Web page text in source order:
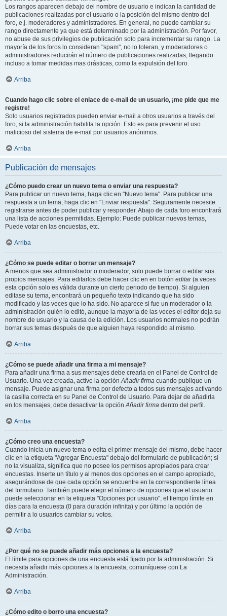
Los rangos aparecen debajo del nombre de usuario e indican la cantidad de
publicaciones realizadas por el usuario o la posición del mismo dentro del
foro, e.j. moderadores y administradores. En general, no puede cambiar su
rango directamente ya que está determinado por la administración. Por favor,
no abuse de sus privilegios de publicación solo para incrementar su rango. La
mayoría de los foros lo consideran "spam", no lo toleran, y moderadores o
administradores reducirán el número de publicaciones realizadas, llegando
incluso a tomar medidas mas drásticas, como la expulsión del foro.
Arriba
Cuando hago clic sobre el enlace de e-mail de un usuario, ¡me pide que me
registre!
Solo usuarios registrados pueden enviar e-mail a otros usuarios a través del
foro, si la administración habilita la opción. Esto es para prevenir el uso
malicioso del sistema de e-mail por usuarios anónimos.
Arriba
Publicación de mensajes
¿Cómo puedo crear un nuevo tema o enviar una respuesta?
Para publicar un nuevo tema, haga clic en "Nuevo tema". Para publicar una
respuesta a un tema, haga clic en "Enviar respuesta". Seguramente necesite
registrarse antes de poder publicar y responder. Abajo de cada foro encontrará
una lista de acciones permitidas. Ejemplo: Puede publicar nuevos temas,
Puede votar en las encuestas, etc.
Arriba
¿Cómo se puede editar o borrar un mensaje?
A menos que sea administrador o moderador, solo puede borrar o editar sus
propios mensajes. Para editarlos debe hacer clic en en botón editar(a veces
esta opción solo es válida durante un cierto periodo de tiempo). Si alguien
editase su tema, encontrará un pequeño texto indicando que ha sido
modificado y las veces que lo ha sido. No aparece si fue un moderador o la
administración quién lo editó, aunque la mayoría de las veces el editor deja su
nombre de usuario y la causa de la edición. Los usuarios normales no podrán
borrar sus temas después de que alguien haya respondido al mismo.
Arriba
¿Cómo se puede añadir una firma a mi mensaje?
Para añadir una firma a sus mensajes debe crearla en el Panel de Control de
Usuario. Una vez creada, active la opciónAñadir firma cuando publique un
mensaje. Puede asignar una firma por defecto a todos sus mensajes activando
la casilla correcta en su Panel de Control de Usuario. Para dejar de añadirla
en los mensajes, debe desactivar la opciónAñadir firma dentro del perfil.
Arriba
¿Cómo creo una encuesta?
Cuando inicia un nuevo tema o edita el primer mensaje del mismo, debe hacer
clic en la etiqueta "Agregar Encuesta" debajo del formulario de publicación; si
no la visualiza, significa que no posee los permisos apropiados para crear
encuestas. Inserte un título y al menos dos opciones en el campo apropiado,
asegurándose de que cada opción se encuentre en la correspondiente línea
del formulario. También puede elegir el número de opciones que el usuario
puede seleccionar en la etiqueta "Opciones por usuario", el tiempo límite en
días para la encuesta (0 para duración infinita) y por último la opción de
permitir a lo usuarios cambiar su votos.
Arriba
¿Por qué no se puede añadir más opciones a la encuesta?
El límite para opciones de una encuesta está fijado por la administración. Si
necesita añadir más opciones a la encuesta, comuníquese con La
Administración.
Arriba
¿Cómo edito o borro una encuesta?